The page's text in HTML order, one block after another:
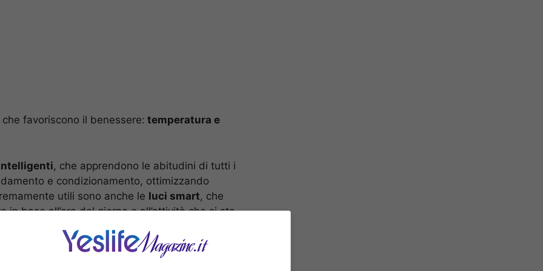
favoriscono il benessere: temperatura e
, che apprendono le abitudini di tutti i
e condizionamento, ottimizzando
utili sono anche le luci smart, che
in base all’ora del giorno o all’attività che si sta
domestica, migliorano anche il